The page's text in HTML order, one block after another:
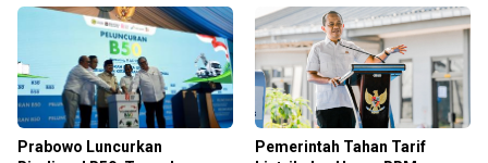
Prabowo Luncurkan
Pemerintah Tahan Tarif